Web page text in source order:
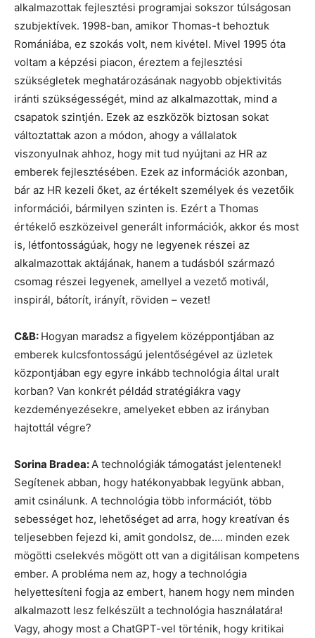
alkalmazottak fejlesztési programjai sokszor túlságosan
szubjektívek. 1998-ban, amikor Thomas-t behoztuk
Romániába, ez szokás volt, nem kivétel. Mivel 1995 óta
voltam a képzési piacon, éreztem a fejlesztési
szükségletek meghatározásának nagyobb objektivitás
iránti szükségességét, mind az alkalmazottak, mind a
csapatok szintjén. Ezek az eszközök biztosan sokat
változtattak azon a módon, ahogy a vállalatok
viszonyulnak ahhoz, hogy mit tud nyújtani az HR az
emberek fejlesztésében. Ezek az információk azonban,
bár az HR kezeli őket, az értékelt személyek és vezetőik
információi, bármilyen szinten is. Ezért a Thomas
értékelő eszközeivel generált információk, akkor és most
is, létfontosságúak, hogy ne legyenek részei az
alkalmazottak aktájának, hanem a tudásból származó
csomag részei legyenek, amellyel a vezető motivál,
inspirál, bátorít, irányít, röviden – vezet!
C&B: Hogyan maradsz a figyelem középpontjában az
emberek kulcsfontosságú jelentőségével az üzletek
központjában egy egyre inkább technológia által uralt
korban? Van konkrét példád stratégiákra vagy
kezdeményezésekre, amelyeket ebben az irányban
hajtottál végre?
Sorina Bradea: A technológiák támogatást jelentenek!
Segítenek abban, hogy hatékonyabbak legyünk abban,
amit csinálunk. A technológia több információt, több
sebességet hoz, lehetőséget ad arra, hogy kreatívan és
teljesebben fejezd ki, amit gondolsz, de…. minden ezek
mögötti cselekvés mögött ott van a digitálisan kompetens
ember. A probléma nem az, hogy a technológia
helyettesíteni fogja az embert, hanem hogy nem minden
alkalmazott lesz felkészült a technológia használatára!
Vagy, ahogy most a ChatGPT-vel történik, hogy kritikai